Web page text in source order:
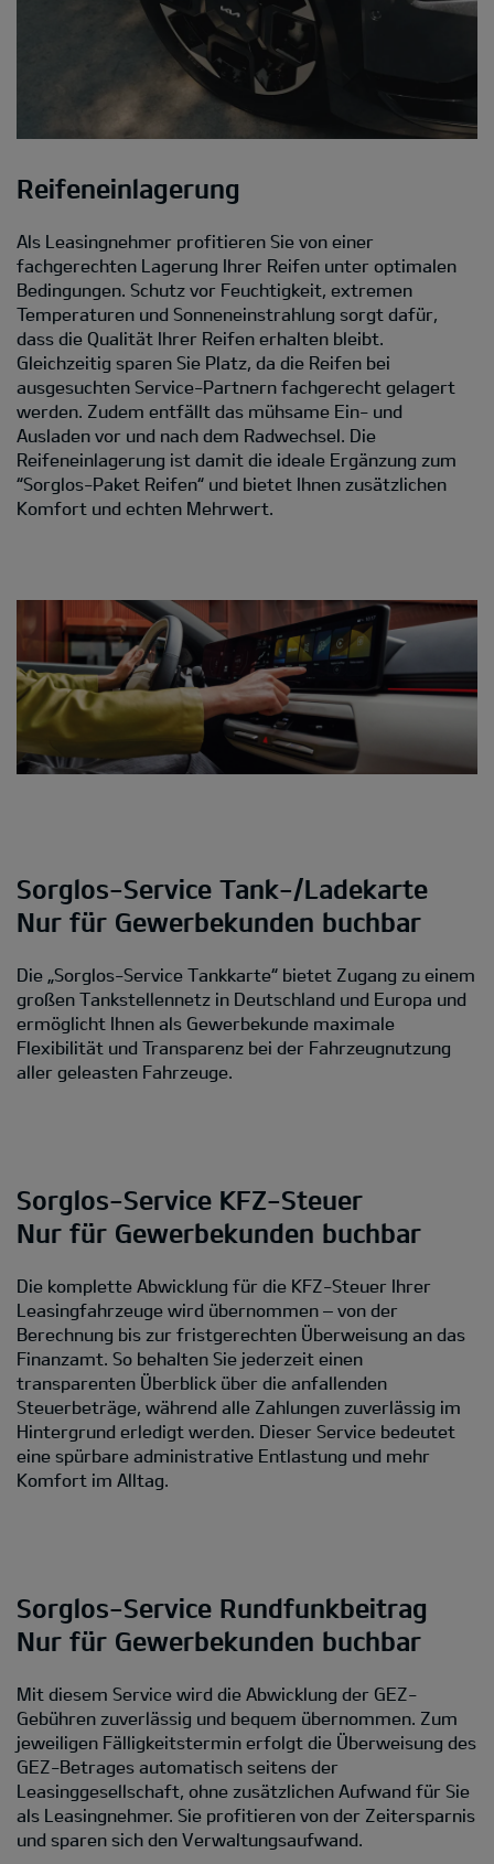
Reifeneinlagerung
Als Leasingnehmer profitieren Sie von einer
fachgerechten Lagerung Ihrer Reifen unter optimalen
Bedingungen. Schutz vor Feuchtigkeit, extremen
Temperaturen und Sonneneinstrahlung sorgt dafür,
dass die Qualität Ihrer Reifen erhalten bleibt.
Gleichzeitig sparen Sie Platz, da die Reifen bei
ausgesuchten Service-Partnern fachgerecht gelagert
werden. Zudem entfällt das mühsame Ein- und
Ausladen vor und nach dem Radwechsel. Die
Reifeneinlagerung ist damit die ideale Ergänzung zum
“Sorglos-Paket Reifen“ und bietet Ihnen zusätzlichen
Komfort und echten Mehrwert.
Sorglos-Service Tank-/Ladekarte
Nur für Gewerbekunden buchbar
Die „Sorglos-Service Tankkarte“ bietet Zugang zu einem
großen Tankstellennetz in Deutschland und Europa und
ermöglicht Ihnen als Gewerbekunde maximale
Flexibilität und Transparenz bei der Fahrzeugnutzung
aller geleasten Fahrzeuge.
Sorglos-Service KFZ-Steuer
Nur für Gewerbekunden buchbar
Die komplette Abwicklung für die KFZ-Steuer Ihrer
Leasingfahrzeuge wird übernommen – von der
Berechnung bis zur fristgerechten Überweisung an das
Finanzamt. So behalten Sie jederzeit einen
transparenten Überblick über die anfallenden
Steuerbeträge, während alle Zahlungen zuverlässig im
Hintergrund erledigt werden. Dieser Service bedeutet
eine spürbare administrative Entlastung und mehr
Komfort im Alltag.
Sorglos-Service Rundfunkbeitrag
Nur für Gewerbekunden buchbar
Mit diesem Service wird die Abwicklung der GEZ-
Gebühren zuverlässig und bequem übernommen. Zum
jeweiligen Fälligkeitstermin erfolgt die Überweisung des
GEZ-Betrages automatisch seitens der
Leasinggesellschaft, ohne zusätzlichen Aufwand für Sie
als Leasingnehmer. Sie profitieren von der Zeitersparnis
und sparen sich den Verwaltungsaufwand.